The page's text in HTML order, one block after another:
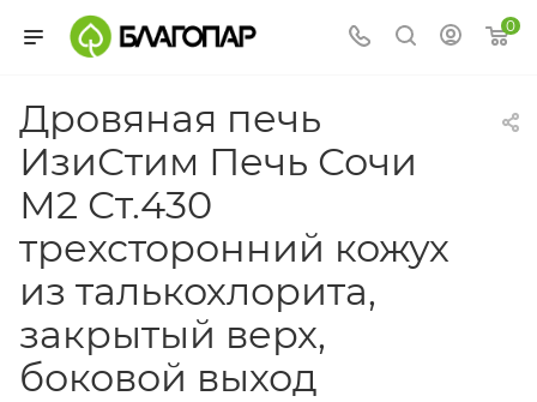
0
Дровяная печь
ИзиСтим Печь Сочи
М2 Ст.430
трехсторонний кожух
из талькохлорита,
закрытый верх,
боковой выход